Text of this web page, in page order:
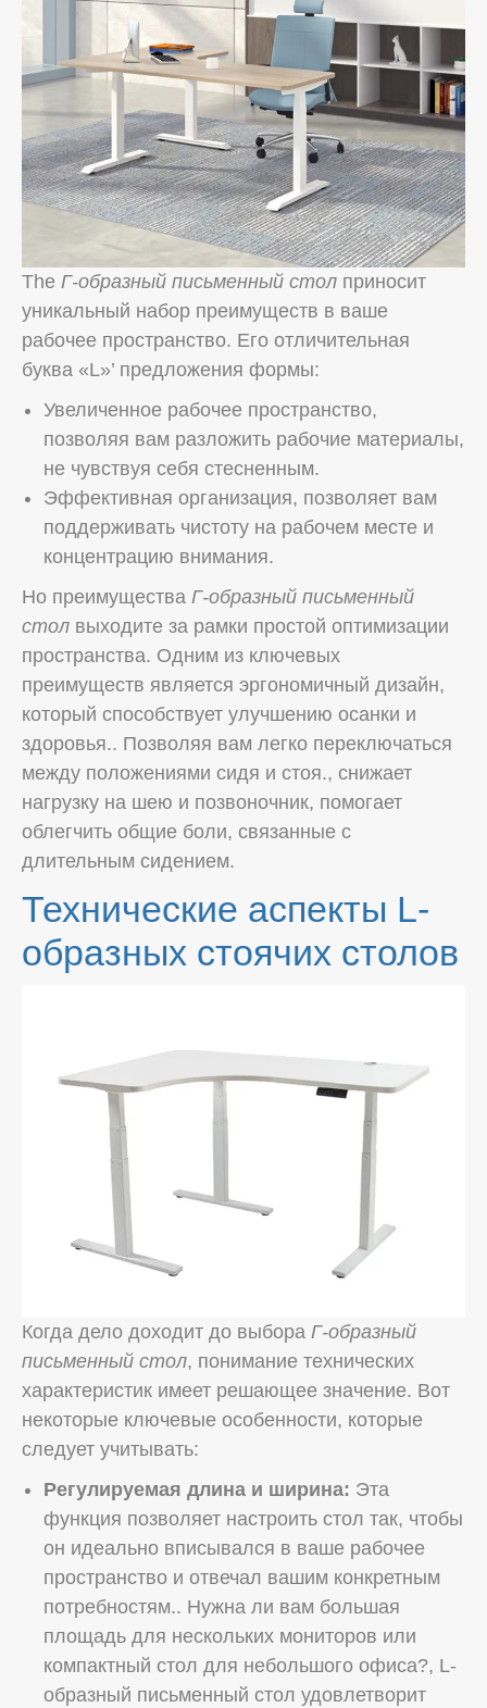
The Г-образный письменный стол приносит
уникальный набор преимуществ в ваше
рабочее пространство. Его отличительная
буква «L»’ предложения формы:
Увеличенное рабочее пространство,
позволяя вам разложить рабочие материалы,
не чувствуя себя стесненным.
Эффективная организация, позволяет вам
поддерживать чистоту на рабочем месте и
концентрацию внимания.
Но преимущества Г-образный письменный
стол выходите за рамки простой оптимизации
пространства. Одним из ключевых
преимуществ является эргономичный дизайн,
который способствует улучшению осанки и
здоровья.. Позволяя вам легко переключаться
между положениями сидя и стоя., снижает
нагрузку на шею и позвоночник, помогает
облегчить общие боли, связанные с
длительным сидением.
Технические аспекты L-
образных стоячих столов
Когда дело доходит до выбора Г-образный
письменный стол, понимание технических
характеристик имеет решающее значение. Вот
некоторые ключевые особенности, которые
следует учитывать:
Регулируемая длина и ширина: Эта
функция позволяет настроить стол так, чтобы
он идеально вписывался в ваше рабочее
пространство и отвечал вашим конкретным
потребностям.. Нужна ли вам большая
площадь для нескольких мониторов или
компактный стол для небольшого офиса?, L-
образный письменный стол удовлетворит